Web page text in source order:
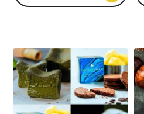
商品
メンバー特典
ご利用ガイド